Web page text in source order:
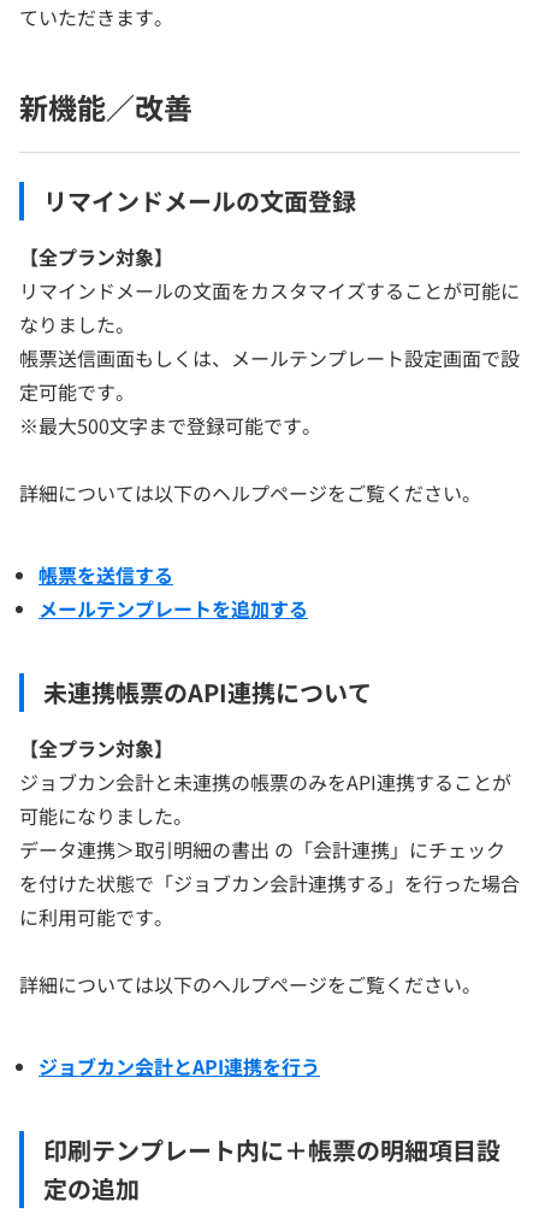
ていただきます。
新機能／改善
リマインドメールの文面登録
【全プラン対象】
リマインドメールの文面をカスタマイズすることが可能に
なりました。
帳票送信画面もしくは、メールテンプレート設定画面で設
定可能です。
※最大500文字まで登録可能です。
詳細については以下のヘルプページをご覧ください。
帳票を送信する
メールテンプレートを追加する
未連携帳票のAPI連携について
【全プラン対象】
ジョブカン会計と未連携の帳票のみをAPI連携することが
可能になりました。
データ連携＞取引明細の書出 の「会計連携」にチェック
を付けた状態で「ジョブカン会計連携する」を行った場合
に利用可能です。
詳細については以下のヘルプページをご覧ください。
ジョブカン会計とAPI連携を行う
印刷テンプレート内に＋帳票の明細項目設
定の追加